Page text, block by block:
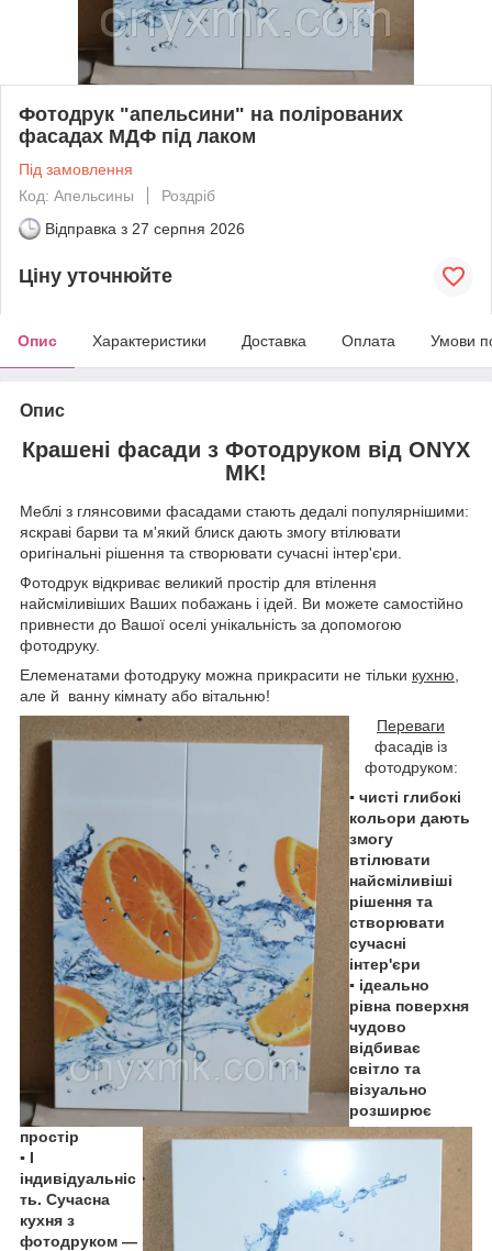
Фотодрук "апельсини" на полірованих
фасадах МДФ під лаком
Під замовлення
Код: Апельсины
Роздріб
Відправка з 27 серпня 2026
Ціну уточнюйте
Опис Характеристики Доставка Оплата Умови
Опис
Крашені фасади з Фотодруком від ONYX
MK!
Меблі з глянсовими фасадами стають дедалі популярнішими:
яскраві барви та м'який блиск дають змогу втілювати
оригінальні рішення та створювати сучасні інтер'єри.
Фотодрук відкриває великий простір для втілення
найсміливіших Ваших побажань і ідей. Ви можете самостійно
привнести до Вашої оселі унікальність за допомогою
фотодруку.
Елеменатами фотодруку можна прикрасити не тільки кухню,
але й ванну кімнату або вітальню!
Переваги
фасадів із
фотодруком:
▪ чисті глибокі
кольори дають
змогу
втілювати
найсміливіші
рішення та
створювати
сучасні
інтер'єри
▪ ідеально
рівна поверхня
чудово
відбиває
світло та
візуально
розширює
простір
▪ І
індивідуальніс
ть. Сучасна
кухня з
фотодруком —